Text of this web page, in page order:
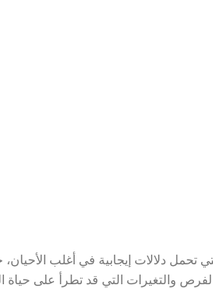
تحمل دلالات إيجابية في أغلب
والتغيرات التي قد تطرأ على حياة